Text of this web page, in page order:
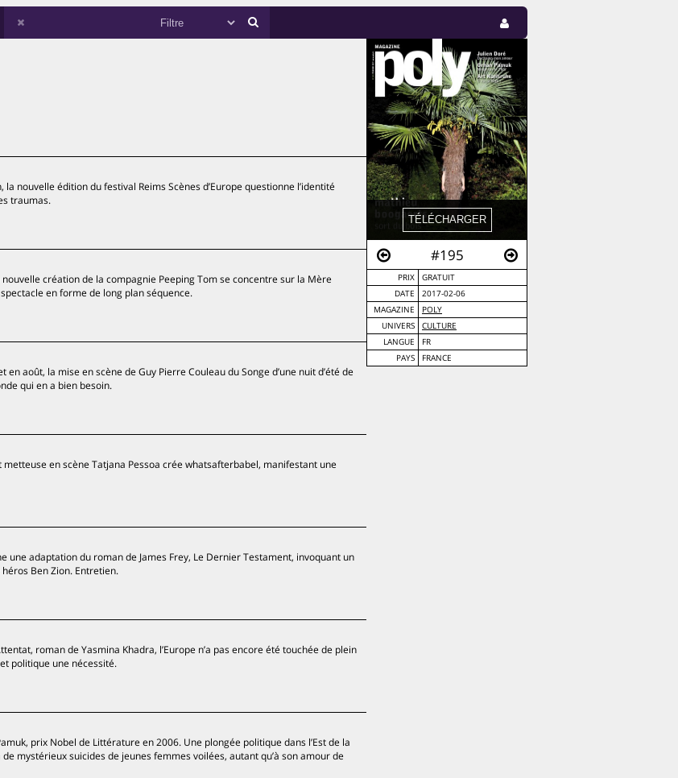
#195
PRIX
GRATUIT
DATE
2017-02-06
MAGAZINE
POLY
UNIVERS
CULTURE
LANGUE
FR
PAYS
FRANCE
nouvelle édition du festival Reims Scènes d’Europe questionne l’identité
traumas.
création de la compagnie Peeping Tom se concentre sur la Mère
en forme de long plan séquence.
août, la mise en scène de Guy Pierre Couleau du Songe d’une nuit d’été de
qui en a bien besoin.
metteuse en scène Tatjana Pessoa crée whatsafterbabel, manifestant une
une adaptation du roman de James Frey, Le Dernier Testament, invoquant un
Ben Zion. Entretien.
roman de Yasmina Khadra, l’Europe n’a pas encore été touchée de plein
politique une nécessité.
prix Nobel de Littérature en 2006. Une plongée politique dans l’Est de la
mystérieux suicides de jeunes femmes voilées, autant qu’à son amour de